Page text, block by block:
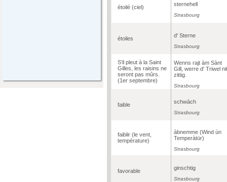
étoilé (ciel) sternehell
Strasbourg
étoiles d' Sterne
Strasbourg
S’il pleut à la Saint
Gilles, les raisins ne
seront pas mûrs.
(1er septembre)
Wenns rajt àm Sànt
Gill, werre d' Triwel
zittig.
Strasbourg
faible schwàch
Strasbourg
faiblir (le vent,
température)
àbnemme (Wind ùn
Temperàtür)
Strasbourg
favorable ginschtig
Strasbourg